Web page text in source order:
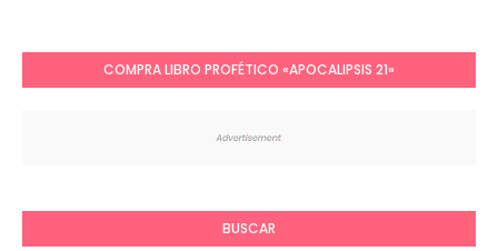
COMPRA LIBRO PROFÉTICO «APOCALIPSIS 21»
BUSCAR